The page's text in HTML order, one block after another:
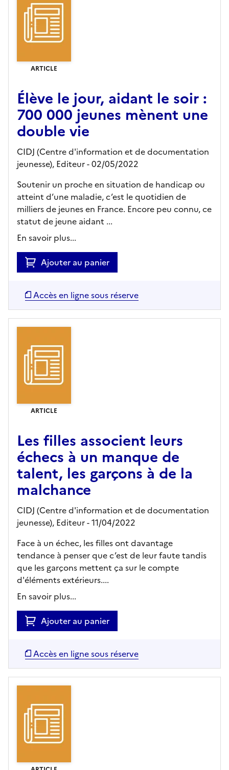
ARTICLE
Élève le jour, aidant le soir :
700 000 jeunes mènent une
double vie
CIDJ (Centre d'information et de documentation
jeunesse), Editeur- 02/05/2022
Soutenir un proche en situation de handicap ou
atteint d’une maladie, c’est le quotidien de
milliers de jeunes en France. Encore peu connu, ce
statut de jeune aidant ...
En savoir plus...
Ajouter au panier
Accès en ligne sous réserve
ARTICLE
Les filles associent leurs
échecs à un manque de
talent, les garçons à de la
malchance
CIDJ (Centre d'information et de documentation
jeunesse), Editeur- 11/04/2022
Face à un échec, les filles ont davantage
tendance à penser que c’est de leur faute tandis
que les garçons mettent ça sur le compte
d'éléments extérieurs....
En savoir plus...
Ajouter au panier
Accès en ligne sous réserve